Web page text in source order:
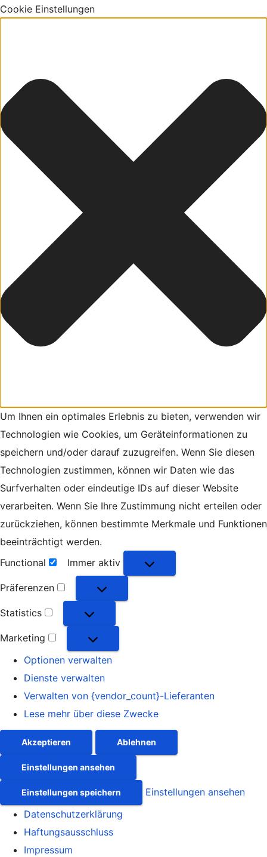
Cookie Einstellungen
Um Ihnen ein optimales Erlebnis zu bieten, verwenden wir
Technologien wie Cookies, um Geräteinformationen zu
speichern und/oder darauf zuzugreifen. Wenn Sie diesen
Technologien zustimmen, können wir Daten wie das
Surfverhalten oder eindeutige IDs auf dieser Website
verarbeiten. Wenn Sie Ihre Zustimmung nicht erteilen oder
zurückziehen, können bestimmte Merkmale und Funktionen
beeinträchtigt werden.
Functional
Functional
Immer aktiv
Präferenzen
Präferenzen
Statistics
Statistics
Marketing
Marketing
Optionen verwalten
Dienste verwalten
Verwalten von {vendor_count}-Lieferanten
Lese mehr über diese Zwecke
Akzeptieren Ablehnen
Einstellungen ansehen
Einstellungen speichern
Einstellungen ansehen
Datenschutzerklärung
Haftungsausschluss
Impressum